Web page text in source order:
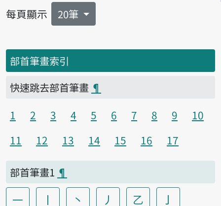
每頁顯示 20筆
部首筆畫索引
快速跳去部首筆畫 ¶
1
2 3 4 5 6 7 8 9
10
11
12 13 14 15 16 17
部首筆畫1 ¶
一 丨 丶 丿 乙 亅